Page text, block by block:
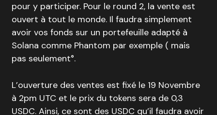
pour y participer. Pour le round 2, la vente est
ouvert à tout le monde. Il faudra simplement
avoir vos fonds sur un portefeuille adapté à
Solana comme Phantom par exemple ( mais
pas seulement°.
L’ouverture des ventes est fixé le 19 Novembre
à 2pm UTC et le prix du tokens sera de 0,3
USDC. Ainsi, ce sont des USDC qu’il faudra avoir